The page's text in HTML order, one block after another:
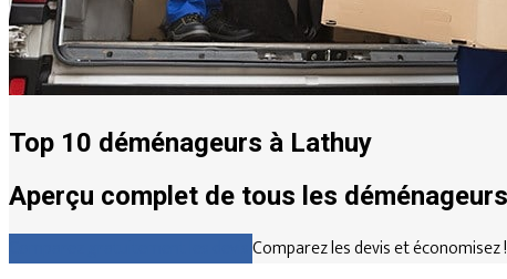
Top 10 déménageurs à Lathuy
Aperçu complet de tous les
Comparez les devis et économisez !